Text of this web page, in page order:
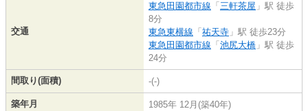
交通
東急田園都市線 「 三軒茶屋 」駅 徒歩
8分
東急東横線 「 祐天寺 」駅 徒歩23分
東急田園都市線 「 池尻大橋 」駅 徒歩
24分
間取り(面積) -(-)
築年月 1985年 12月(築40年)